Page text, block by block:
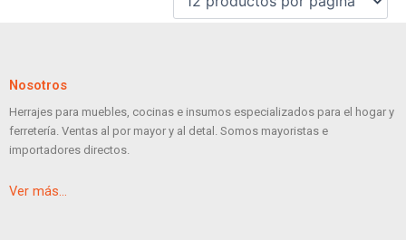
Nosotros
Herrajes para muebles, cocinas e insumos especializados para el hogar y
ferretería. Ventas al por mayor y al detal. Somos mayoristas e
importadores directos.
Ver más…